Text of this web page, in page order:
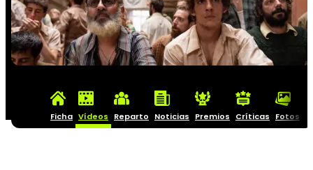
Ficha Vídeos Reparto Noticias Premios Críticas Fotos